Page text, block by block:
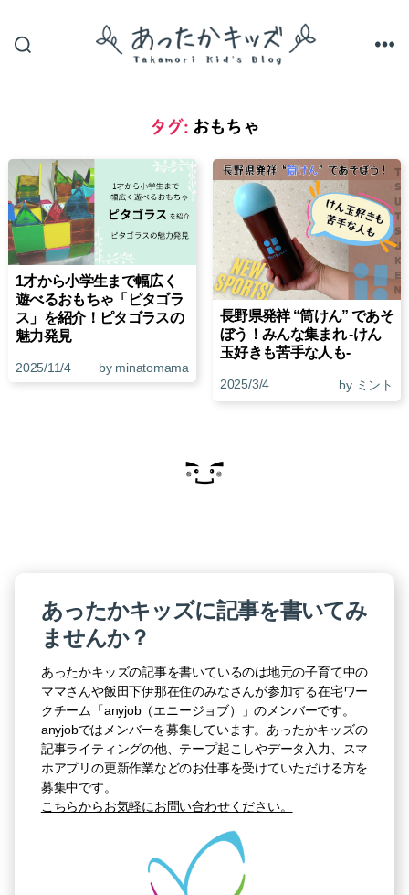
か
キ
タグ: おもちゃ
1才から小学生まで幅広く
遊べるおもちゃ「ピタゴラ
ス」を紹介！ピタゴラスの
魅力発見
2025/11/4 by minatomama
長野県発祥 “筒けん” であそ
ぼう！みんな集まれ ‐けん
玉好きも苦手な人も‐
2025/3/4 by ミント
あったかキッズに記事を書いてみ
ませんか？
あったかキッズの記事を書いているのは地元の子育て中の
ママさんや飯田下伊那在住のみなさんが参加する在宅ワー
クチーム「anyjob（エニージョブ）」のメンバーです。
anyjobではメンバーを募集しています。あったかキッズの
記事ライティングの他、テープ起こしやデータ入力、スマ
ホアプリの更新作業などのお仕事を受けていただける方を
募集中です。
こちらからお気軽にお問い合わせください。